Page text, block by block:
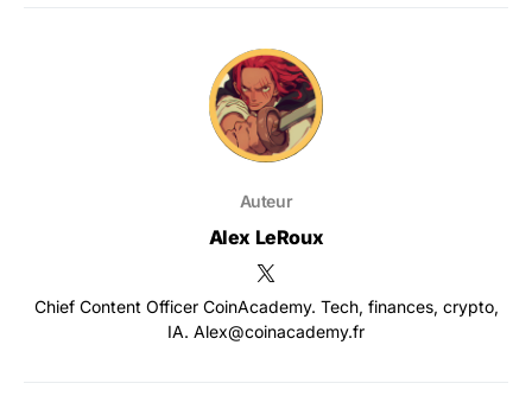
Auteur
Alex LeRoux
Chief Content Officer CoinAcademy. Tech, finances, crypto,
IA. Alex@coinacademy.fr